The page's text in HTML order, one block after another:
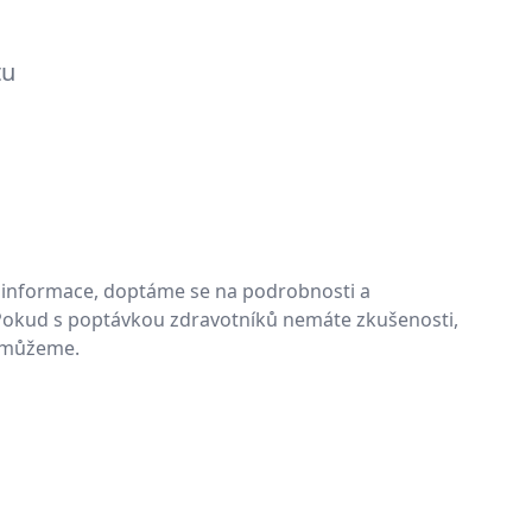
doptáme se na podrobnosti a
s poptávkou zdravotníků nemáte zkušenosti,